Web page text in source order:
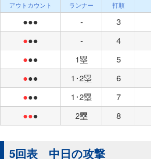
アウトカウント ランナー 打順
●●● - 3
●●● - 4
●●● 1塁 5
●●● 1･2塁 6
●●● 1･2塁 7
●●● 2塁 8
5回表 中日の攻撃